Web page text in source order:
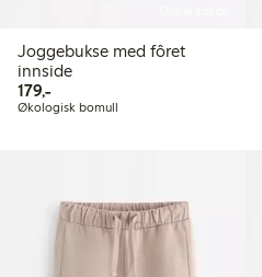
Joggebukse med fôret
innside
179,-179,00 kr
Økologisk bomull